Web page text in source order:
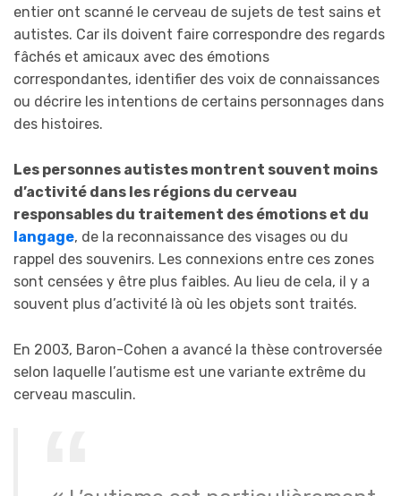
entier ont scanné le cerveau de sujets de test sains et
autistes. Car ils doivent faire correspondre des regards
fâchés et amicaux avec des émotions
correspondantes, identifier des voix de connaissances
ou décrire les intentions de certains personnages dans
des histoires.
Les personnes autistes montrent souvent moins
d’activité dans les régions du cerveau
responsables du traitement des émotions et du
langage, de la reconnaissance des visages ou du
rappel des souvenirs. Les connexions entre ces zones
sont censées y être plus faibles. Au lieu de cela, il y a
souvent plus d’activité là où les objets sont traités.
En 2003, Baron-Cohen a avancé la thèse controversée
selon laquelle l’autisme est une variante extrême du
cerveau masculin.